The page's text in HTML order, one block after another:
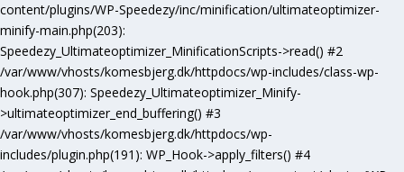
content/plugins/WP-Speedezy/inc/minification/ultimateoptimizer-
minify-main.php(203):
Speedezy_Ultimateoptimizer_MinificationScripts->read() #2
/var/www/vhosts/komesbjerg.dk/httpdocs/wp-includes/class-wp-
hook.php(307): Speedezy_Ultimateoptimizer_Minify-
>ultimateoptimizer_end_buffering() #3
/var/www/vhosts/komesbjerg.dk/httpdocs/wp-
includes/plugin.php(191): WP_Hook->apply_filters() #4